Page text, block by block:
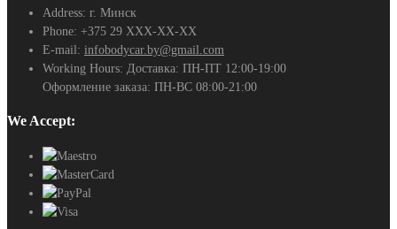
Address: г. Минск
Phone: +375 29 ХХХ-ХХ-ХХ
E-mail: infobodycar.by@gmail.com
Working Hours: Доставка: ПН-ПТ 12:00-19:00
Оформление заказа: ПН-ВС 08:00-21:00
We Accept: